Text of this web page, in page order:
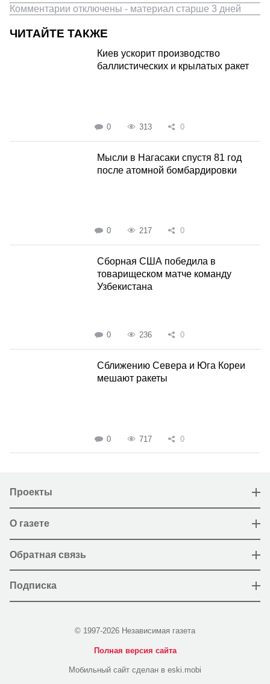
Комментарии отключены - материал старше 3 дней
ЧИТАЙТЕ ТАКЖЕ
Киев ускорит производство
баллистических и крылатых ракет
0 313 0
Мысли в Нагасаки спустя 81 год
после атомной бомбардировки
0 217 0
Сборная США победила в
товарищеском матче команду
Узбекистана
0 236 0
Сближению Севера и Юга Кореи
мешают ракеты
0 717 0
Проекты
О газете
Обратная связь
Подписка
© 1997-2026 Независимая газета
Полная версия сайта
Мобильный сайт сделан в eski.mobi